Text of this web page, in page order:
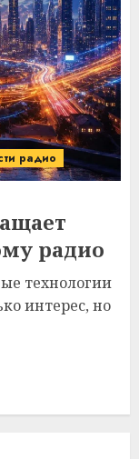
радио
радио
технологии
интерес, но